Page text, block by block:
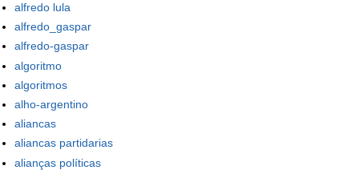
alfredo lula
alfredo_gaspar
alfredo-gaspar
algoritmo
algoritmos
alho-argentino
aliancas
aliancas partidarias
alianças políticas